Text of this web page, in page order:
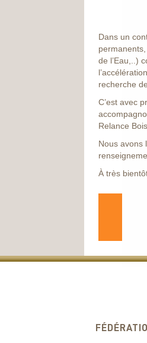
Dans un
de l’Eau,..)
recherche
C’est avec
Relance
Nous avons
À très